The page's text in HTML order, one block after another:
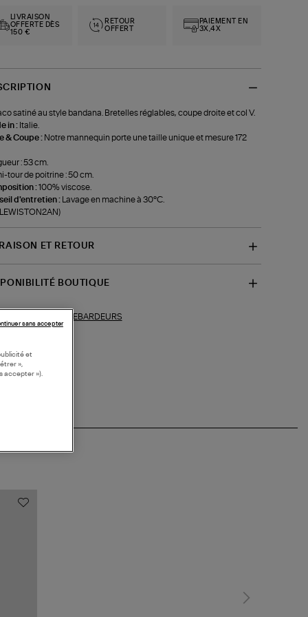
LIVRAISON
OFFERTE DÈS
150 €
RETOUR
OFFERT
PAIEMENT EN
3X,4X
satiné au style bandana. Bretelles réglables, coupe droite et col V.
in : Italie.
& Coupe : Notre mannequin porte une taille unique et mesure 172
: 53 cm.
tour de poitrine : 50 cm.
:100% viscose.
d'entretien :
Lavage en machine à 30°C.
ET RETOUR
BOUTIQUE
DEBARDEURS
et
»,
accepter »).
sans accepter